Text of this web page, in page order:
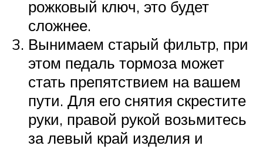
рожковый ключ, это будет
сложнее.
Вынимаем старый фильтр, при
этом педаль тормоза может
стать препятствием на вашем
пути. Для его снятия скрестите
руки, правой рукой возьмитесь
за левый край изделия и